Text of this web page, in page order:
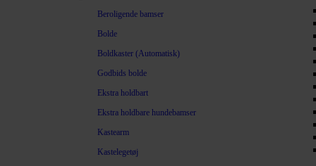
Beroligende bamser
Bolde
Boldkaster (Automatisk)
Godbids bolde
Ekstra holdbart
Ekstra holdbare hundebamser
Kastearm
Kastelegetøj